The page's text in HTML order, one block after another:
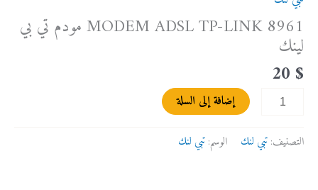
MODEM ADSL TP-LINK 8961 مودم تي بي
لينك
20 $
إضافة إلى السلة
التصنيف:تبي لنك الوسم:تبي لنك